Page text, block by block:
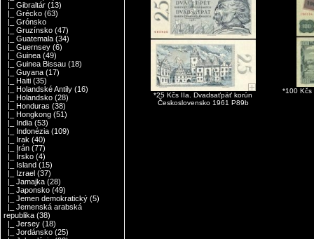
|_ Gibraltár (13)
|_ Grécko (63)
|_ Grónsko
|_ Gruzínsko (47)
|_ Guatemala (34)
|_ Guernsey (6)
|_ Guinea (49)
|_ Guinea Bissau (18)
|_ Guyana (17)
|_ Haiti (35)
|_ Holandské Antily (16)
|_ Holandsko (28)
|_ Honduras (38)
|_ Hongkong (51)
|_ India (53)
|_ Indonézia (109)
|_ Irak (40)
|_ Irán (77)
|_ Írsko (4)
|_ Island (15)
|_ Izrael (37)
|_ Jamajka (28)
|_ Japonsko (49)
|_ Jemen demokratický (5)
|_ Jemenská arabská
republika (38)
|_ Jersey (18)
|_ Jordánsko (25)
*25 Kčs IIa. Dvadsaťpäť korún
Československo 1961 P89b
*100 Kčs